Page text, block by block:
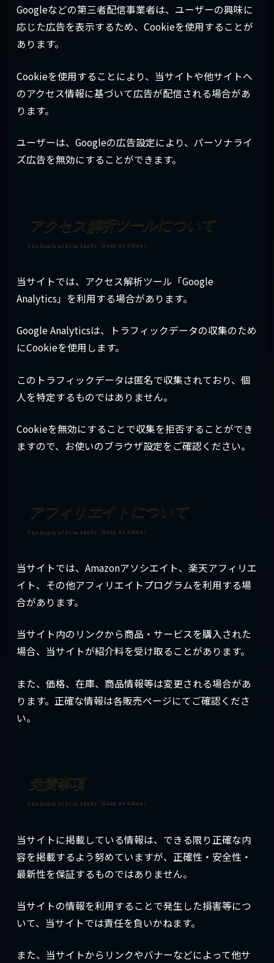
Googleなどの第三者配信事業者は、ユーザーの興味に
応じた広告を表示するため、Cookieを使用することが
あります。
Cookieを使用することにより、当サイトや他サイトへ
のアクセス情報に基づいて広告が配信される場合があ
ります。
ユーザーは、Googleの広告設定により、パーソナライ
ズ広告を無効にすることができます。
アクセス解析ツールについて
当サイトでは、アクセス解析ツール「Google
Analytics」を利用する場合があります。
Google Analyticsは、トラフィックデータの収集のため
にCookieを使用します。
このトラフィックデータは匿名で収集されており、個
人を特定するものではありません。
Cookieを無効にすることで収集を拒否することができ
ますので、お使いのブラウザ設定をご確認ください。
アフィリエイトについて
当サイトでは、Amazonアソシエイト、楽天アフィリエ
イト、その他アフィリエイトプログラムを利用する場
合があります。
当サイト内のリンクから商品・サービスを購入された
場合、当サイトが紹介料を受け取ることがあります。
また、価格、在庫、商品情報等は変更される場合があ
ります。正確な情報は各販売ページにてご確認くださ
い。
免責事項
当サイトに掲載している情報は、できる限り正確な内
容を掲載するよう努めていますが、正確性・安全性・
最新性を保証するものではありません。
当サイトの情報を利用することで発生した損害等につ
いて、当サイトでは責任を負いかねます。
また、当サイトからリンクやバナーなどによって他サ